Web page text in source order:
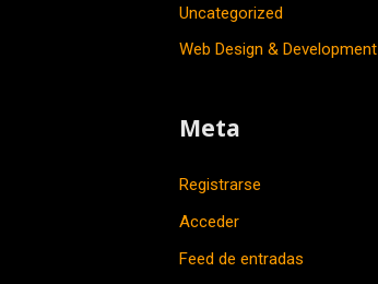
Uncategorized
Web Design & Development
Meta
Registrarse
Acceder
Feed de entradas